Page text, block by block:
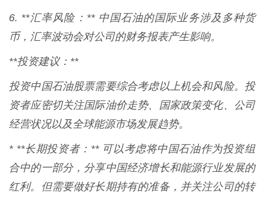
6. **汇率风险：** 中国石油的国际业务涉及多种货
币，汇率波动会对公司的财务报表产生影响。
**投资建议：**
投资中国石油股票需要综合考虑以上机会和风险。投
资者应密切关注国际油价走势、国家政策变化、公司
经营状况以及全球能源市场发展趋势。
* **长期投资者：** 可以考虑将中国石油作为投资组
合中的一部分，分享中国经济增长和能源行业发展的
红利。但需要做好长期持有的准备，并关注公司的转